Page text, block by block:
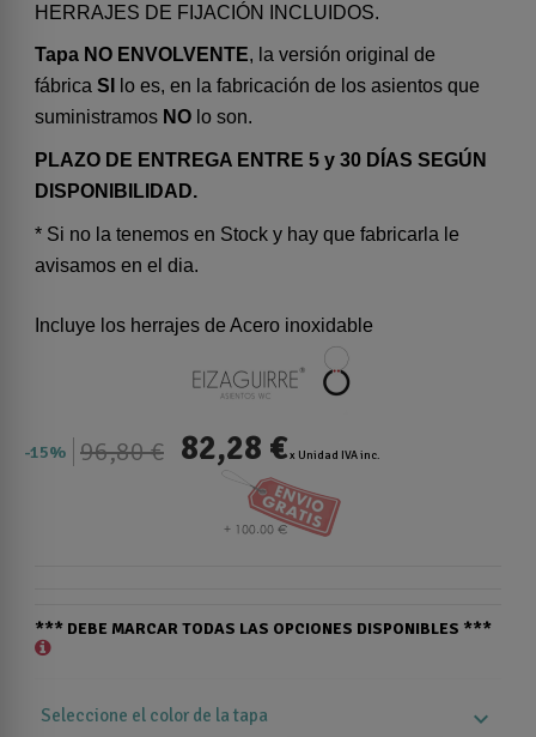
HERRAJES DE FIJACIÓN INCLUIDOS.
Tapa NO ENVOLVENTE, la versión original de
fábrica SI
lo es, en la fabricación de los asientos que
suministramos NO lo son.
PLAZO DE ENTREGA ENTRE 5 y 30 DÍAS SEGÚN
DISPONIBILIDAD.
* Si no la tenemos en Stock y hay que fabricarla le
avisamos en el dia.
Incluye los herrajes de Acero inoxidable
15% 96,80 € 82,28 €x Unidad IVA inc.
*** DEBE MARCAR TODAS LAS OPCIONES DISPONIBLES ***
Seleccione el color de la tapa expand_more